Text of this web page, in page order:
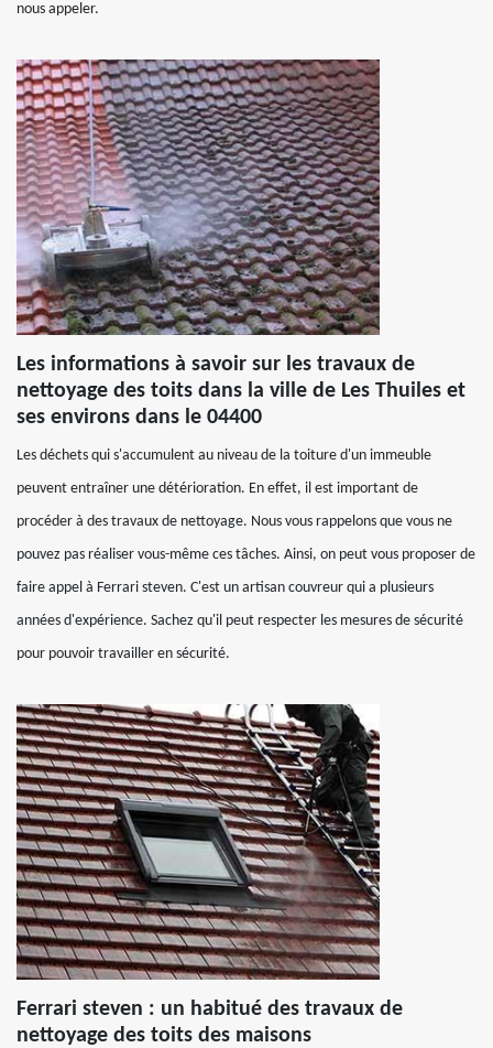
nous appeler.
Les informations à savoir sur les travaux de
nettoyage des toits dans la ville de Les Thuiles et
ses environs dans le 04400
Les déchets qui s'accumulent au niveau de la toiture d'un immeuble
peuvent entraîner une détérioration. En effet, il est important de
procéder à des travaux de nettoyage. Nous vous rappelons que vous ne
pouvez pas réaliser vous-même ces tâches. Ainsi, on peut vous proposer de
faire appel à Ferrari steven. C'est un artisan couvreur qui a plusieurs
années d'expérience. Sachez qu'il peut respecter les mesures de sécurité
pour pouvoir travailler en sécurité.
Ferrari steven : un habitué des travaux de
nettoyage des toits des maisons